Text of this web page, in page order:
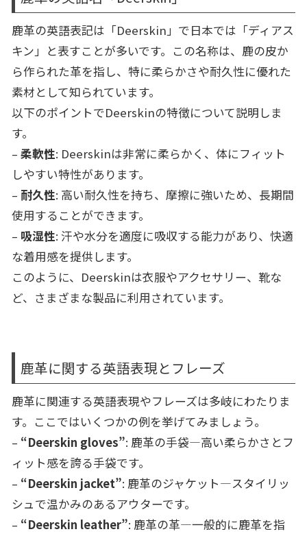
鹿革の英語表記は「Deerskin」で日本では「ディアス
キン」と表すことが多いです。この名称は、鹿の皮か
ら作られた革を指し、特に柔らかさや耐久性に優れた
素材として知られています。
以下のポイントでDeerskinの特徴について説明しま
す。
– 柔軟性: Deerskinは非常に柔らかく、体にフィット
しやすい特性があります。
– 耐久性: 高い耐久性を持ち、摩擦に強いため、長期間
使用することができます。
– 吸湿性: 汗や水分を適度に吸収する能力があり、快適
な着用感を提供します。
このように、Deerskinは衣服やアクセサリー、靴な
ど、さまざまな製品に利用されています。
鹿革に関する英語表現とフレーズ
鹿革に関連する英語表現やフレーズは多岐にわたりま
す。ここではいくつかの例を挙げてみましょう。
– “Deerskin gloves”: 鹿革の手袋—高い柔らかさとフ
ィット感を誇る手袋です。
– “Deerskin jacket”: 鹿革のジャケット—スタイリッ
シュで温かみのあるアウターです。
– “Deerskin leather”: 鹿革の革—一般的に鹿革を指